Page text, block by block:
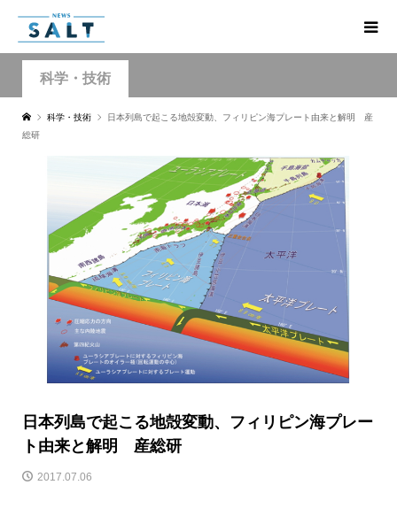
科学・技術
科学・技術
日本列島で起こる地殻変動、フィリピン海プレート由来と解明 産
総研
日本列島で起こる地殻変動、フィリピン海プレー
ト由来と解明 産総研
2017.07.06